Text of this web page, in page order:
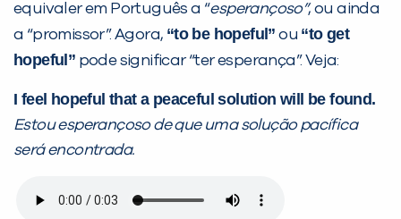
equivaler em Português a “esperançoso”, ou ainda
a “promissor”. Agora, “to be hopeful” ou “to get
hopeful” pode significar “ter esperança”. Veja:
I feel hopeful that a peaceful solution will be found.
Estou esperançoso de que uma solução pacífica
será encontrada.